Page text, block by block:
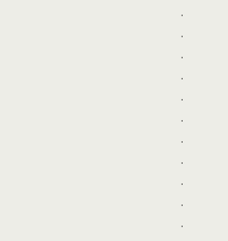
.
.
.
.
.
.
.
.
.
.
.